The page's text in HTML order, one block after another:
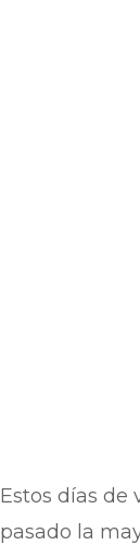
Estos días de
pasado la